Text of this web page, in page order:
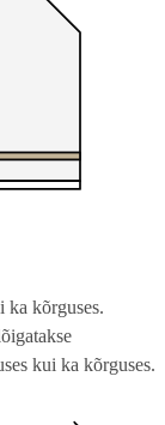
ka kõrguses.
kui ka kõrguses.